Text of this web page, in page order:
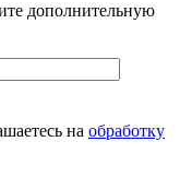
дополнительную
на обработку